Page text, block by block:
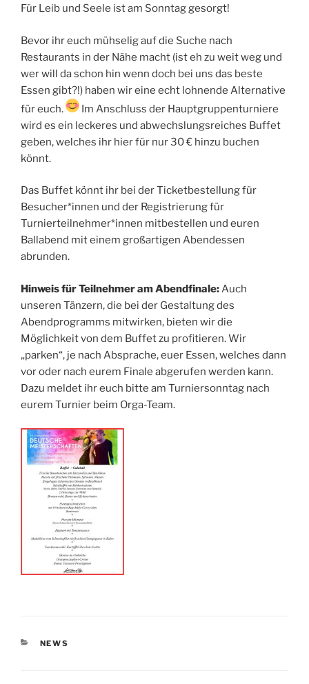
Für Leib und Seele ist am Sonntag gesorgt!
Bevor ihr euch mühselig auf die Suche nach
Restaurants in der Nähe macht (ist eh zu weit weg und
wer will da schon hin wenn doch bei uns das beste
Essen gibt?!) haben wir eine echt lohnende Alternative
für euch.
Im Anschluss der Hauptgruppenturniere
wird es ein leckeres und abwechslungsreiches Buffet
geben, welches ihr hier für nur 30 € hinzu buchen
könnt.
Das Buffet könnt ihr bei der Ticketbestellung für
Besucher*innen und der Registrierung für
Turnierteilnehmer*innen mitbestellen und euren
Ballabend mit einem großartigen Abendessen
abrunden.
Hinweis für Teilnehmer am Abendfinale:Auch
unseren Tänzern, die bei der Gestaltung des
Abendprogramms mitwirken, bieten wir die
Möglichkeit von dem Buffet zu profitieren. Wir
„parken“, je nach Absprache, euer Essen, welches dann
vor oder nach eurem Finale abgerufen werden kann.
Dazu meldet ihr euch bitte am Turniersonntag nach
eurem Turnier beim Orga-Team.
KATEGORIEN
NEWS